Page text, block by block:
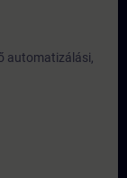
automatizálási,